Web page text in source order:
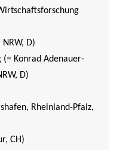
D)
Konrad Adenauer-
D)
Rheinland-Pfalz,
CH)